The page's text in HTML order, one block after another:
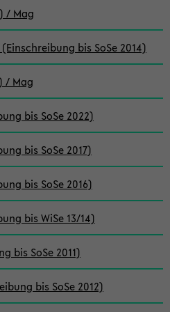
/ Mag
bis SoSe 2014)
/ Mag
bis SoSe 2022)
bis SoSe 2017)
bis SoSe 2016)
bis WiSe 13/14)
bis SoSe 2011)
bis SoSe 2012)